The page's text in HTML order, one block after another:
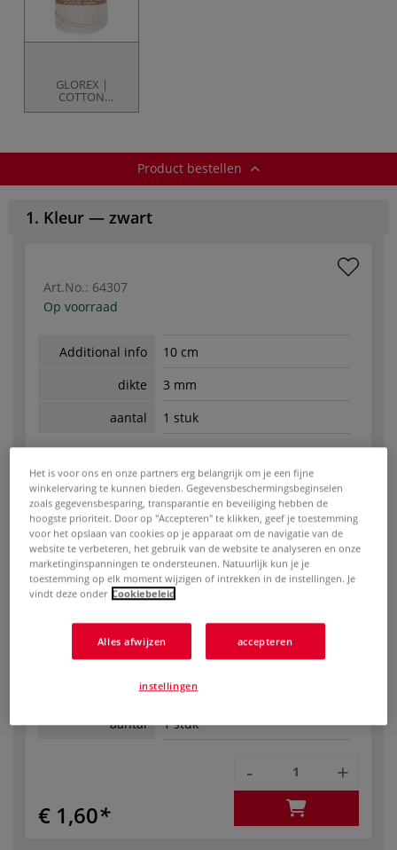
GLOREX |
COTTON
Macramé
Product bestellen
1. Kleur — zwart
Art.No.: 64307
Op voorraad
Additional info
10 cm
dikte
3 mm
aantal
1 stuk
€ 1,40
-
Art.No.:64308
Additional info
15 cm
dikte
3 mm
aantal
1 stuk
€ 1,60
- +
Het is voor ons en onze partners erg belangrijk om je een fijne
winkelervaring te kunnen bieden. Gegevensbeschermingsbeginselen
zoals gegevensbesparing, transparantie en beveiliging hebben de
hoogste prioriteit. Door op "Accepteren" te klikken, geef je toestemming
voor het opslaan van cookies op je apparaat om de navigatie van de
website te verbeteren, het gebruik van de website te analyseren en onze
marketinginspanningen te ondersteunen. Natuurlijk kun je je
toestemming op elk moment wijzigen of intrekken in de instellingen. Je
vindt deze onder Cookiebeleid
Alles afwijzen accepteren
instellingen